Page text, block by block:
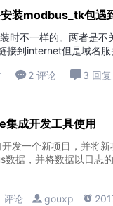
装modbus_tk包遇
时不一样的。两者是不
到internet但是域名
 2 评论 3 回复
成开发工具使用
发一个新项目，并将
据，并将数据以日志
评论  gouxp 